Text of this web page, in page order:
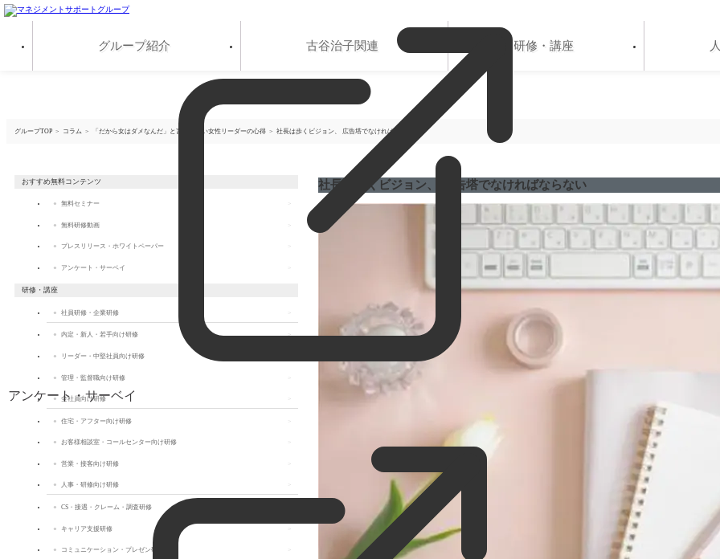
グループ紹介 古谷治子関連 研修・講座
アンケート・サーベイ
ホワイトペーパー
グループTOP コラム 「だから女はダメなんだ」と言われない女性リーダーの心得 社長は歩くビジョン、 広告塔でなければならない
おすすめ無料コンテンツ
無料セミナー
無料研修動画
プレスリリース・ホワイトペーパー
アンケート・サーベイ
研修・講座
社員研修・企業研修
内定・新人・若手向け研修
リーダー・中堅社員向け研修
管理・監督職向け研修
全社員向け研修
住宅・アフター向け研修
お客様相談室・コールセンター向け研修
営業・接客向け研修
人事・研修向け研修
CS・接遇・クレーム・調査研修
キャリア支援研修
コミュニケーション・プレゼン研修
社長は歩くビジョン、 広告塔でなければならない